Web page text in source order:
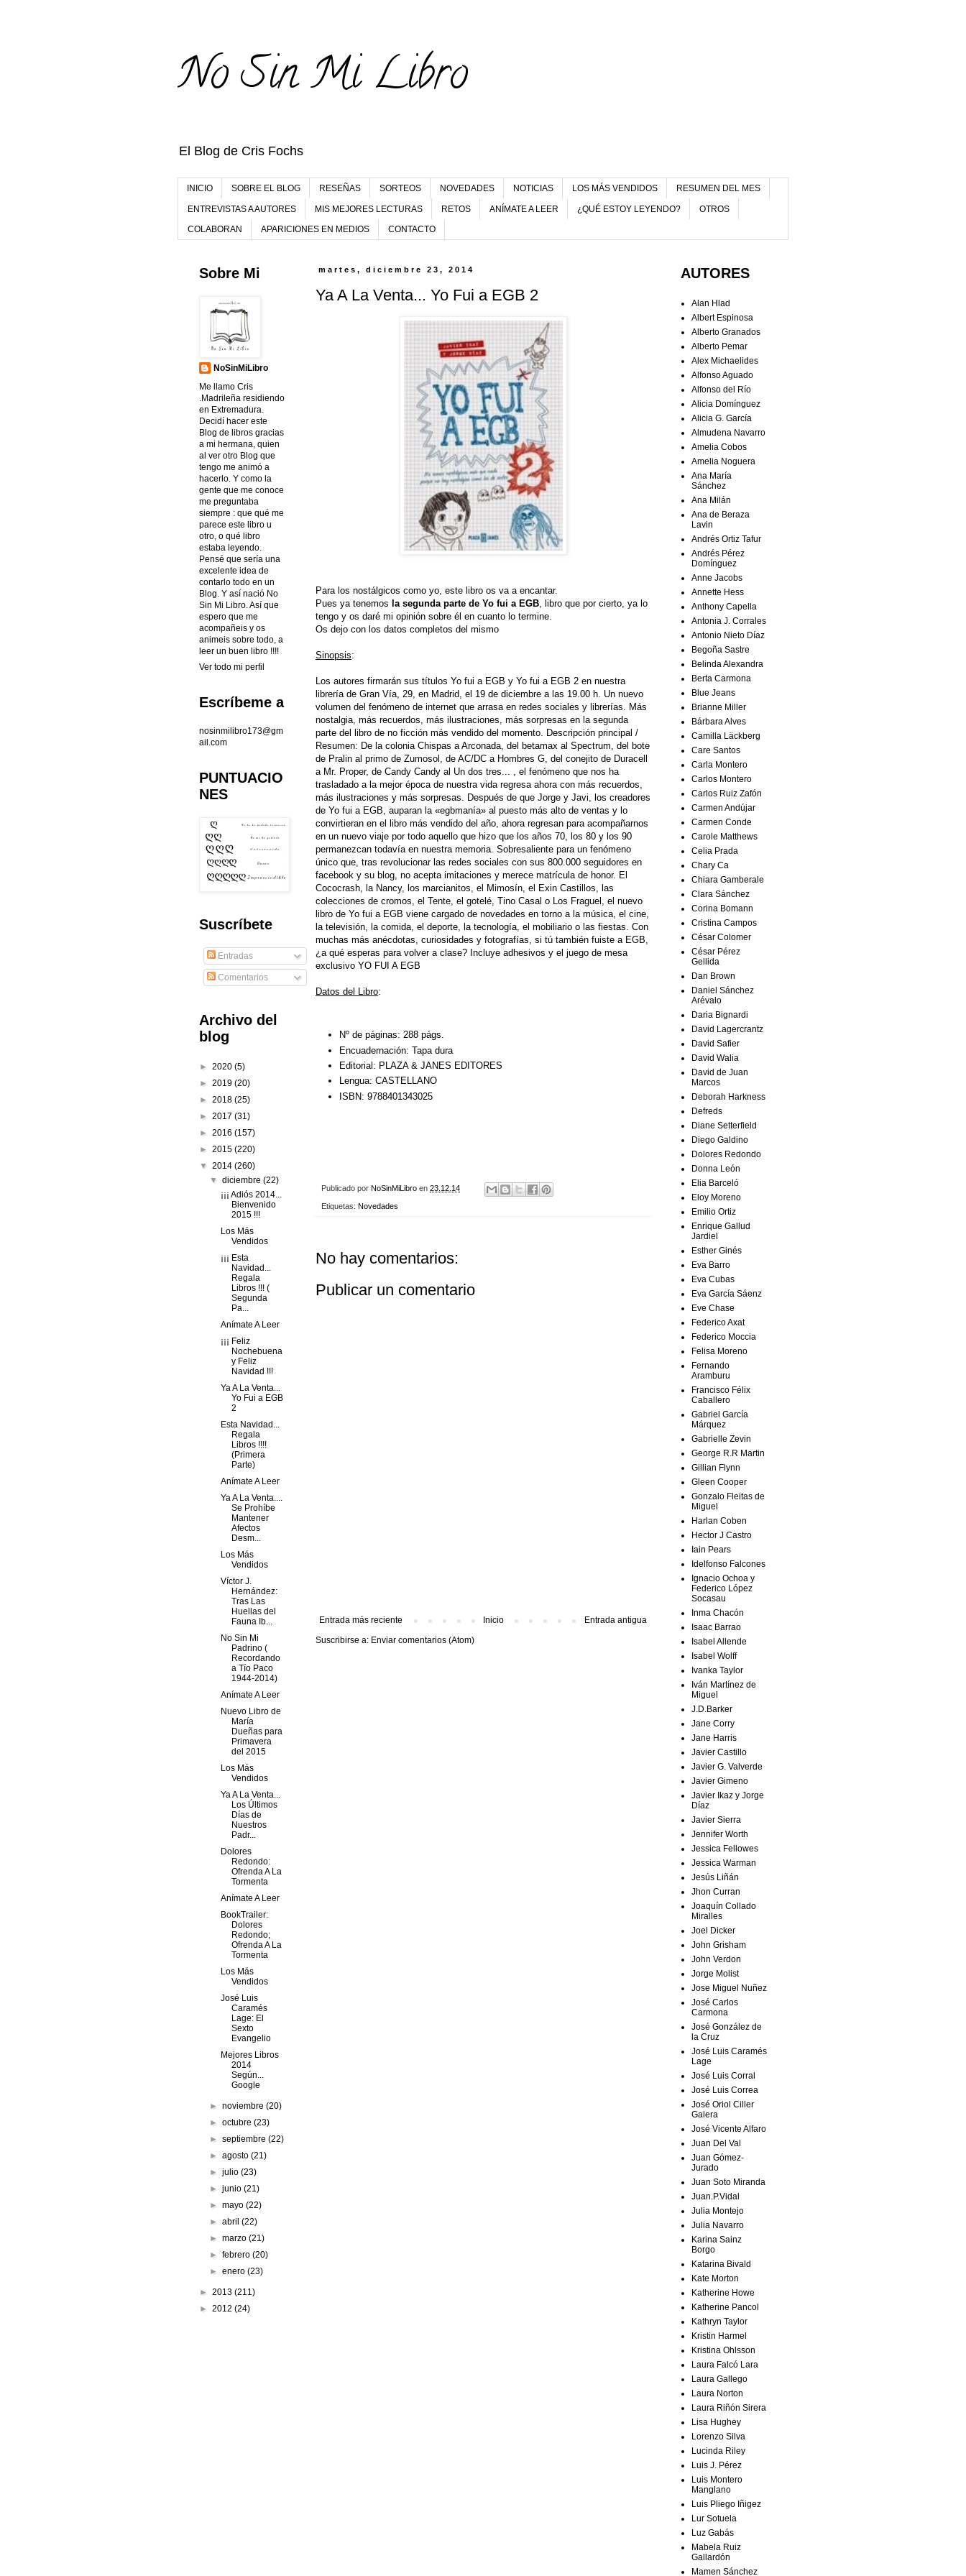
No Sin Mi Libro
El Blog de Cris Fochs
INICIO SOBRE EL BLOG RESEÑAS SORTEOS NOVEDADES NOTICIAS LOS MÁS VENDIDOS RESUMEN DEL MES
ENTREVISTAS A AUTORES MIS MEJORES LECTURAS RETOS ANÍMATE A LEER ¿QUÉ ESTOY LEYENDO? OTROS
COLABORAN APARICIONES EN MEDIOS CONTACTO
martes, diciembre 23, 2014
Ya A La Venta... Yo Fui a EGB 2
Para los nostálgicos como yo, este libro os va a encantar.
Pues ya tenemos la segunda parte de Yo fui a EGB , libro que por cierto, ya lo
tengo y os daré mi opinión sobre él en cuanto lo termine.
Os dejo con los datos completos del mismo
Sinopsis:
Los autores firmarán sus títulos Yo fui a EGB y Yo fui a EGB 2 en nuestra
librería de Gran Vía, 29, en Madrid, el 19 de diciembre a las 19.00 h. Un nuevo
volumen del fenómeno de internet que arrasa en redes sociales y librerías. Más
nostalgia, más recuerdos, más ilustraciones, más sorpresas en la segunda
parte del libro de no ficción más vendido del momento. Descripción principal /
Resumen: De la colonia Chispas a Arconada, del betamax al Spectrum, del bote
de Pralin al primo de Zumosol, de AC/DC a Hombres G, del conejito de Duracell
a Mr. Proper, de Candy Candy al Un dos tres... , el fenómeno que nos ha
trasladado a la mejor época de nuestra vida regresa ahora con más recuerdos,
más ilustraciones y más sorpresas. Después de que Jorge y Javi, los creadores
de Yo fui a EGB, auparan la «egbmanía» al puesto más alto de ventas y lo
convirtieran en el libro más vendido del año, ahora regresan para acompañarnos
en un nuevo viaje por todo aquello que hizo que los años 70, los 80 y los 90
permanezcan todavía en nuestra memoria. Sobresaliente para un fenómeno
único que, tras revolucionar las redes sociales con sus 800.000 seguidores en
facebook y su blog, no acepta imitaciones y merece matrícula de honor. El
Cococrash, la Nancy, los marcianitos, el Mimosín, el Exin Castillos, las
colecciones de cromos, el Tente, el gotelé, Tino Casal o Los Fraguel, el nuevo
libro de Yo fui a EGB viene cargado de novedades en torno a la música, el cine,
la televisión, la comida, el deporte, la tecnología, el mobiliario o las fiestas. Con
muchas más anécdotas, curiosidades y fotografías, si tú también fuiste a EGB,
¿a qué esperas para volver a clase? Incluye adhesivos y el juego de mesa
exclusivo YO FUI A EGB
Datos del Libro:
Nº de páginas: 288 págs.
Encuadernación: Tapa dura
Editorial: PLAZA & JANES EDITORES
Lengua: CASTELLANO
ISBN: 9788401343025
Publicado por NoSinMiLibro en 23.12.14
Etiquetas: Novedades
No hay comentarios:
Publicar un comentario
Entrada más reciente Entrada antigua
Inicio
Suscribirse a: Enviar comentarios (Atom)
Sobre Mi
NoSinMiLibro
Me llamo Cris
.Madrileña residiendo
en Extremadura.
Decidí hacer este
Blog de libros gracias
a mi hermana, quien
al ver otro Blog que
tengo me animó a
hacerlo. Y como la
gente que me conoce
me preguntaba
siempre : que qué me
parece este libro u
otro, o qué libro
estaba leyendo.
Pensé que sería una
excelente idea de
contarlo todo en un
Blog. Y así nació No
Sin Mi Libro. Así que
espero que me
acompañeis y os
animeis sobre todo, a
leer un buen libro !!!!
Ver todo mi perfil
Escríbeme a
nosinmilibro173@gm
ail.com
PUNTUACIO
NES
Suscríbete
Entradas
Comentarios
Archivo del
blog
► 2020 (5)
► 2019 (20)
► 2018 (25)
► 2017 (31)
► 2016 (157)
► 2015 (220)
▼ 2014 (260)
▼diciembre(22)
¡¡¡ Adiós 2014...
Bienvenido
2015 !!!
Los Más
Vendidos
¡¡¡ Esta
Navidad...
Regala
Libros !!! (
Segunda
Pa...
Anímate A Leer
¡¡¡ Feliz
Nochebuena
y Feliz
Navidad !!!
Ya A La Venta...
Yo Fui a EGB
2
Esta Navidad...
Regala
Libros !!!!
(Primera
Parte)
Anímate A Leer
Ya A La Venta....
Se Prohíbe
Mantener
Afectos
Desm...
Los Más
Vendidos
Víctor J.
Hernández:
Tras Las
Huellas del
Fauna Ib...
No Sin Mi
Padrino (
Recordando
a Tío Paco
1944-2014)
Anímate A Leer
Nuevo Libro de
María
Dueñas para
Primavera
del 2015
Los Más
Vendidos
Ya A La Venta...
Los Últimos
Días de
Nuestros
Padr...
Dolores
Redondo:
Ofrenda A La
Tormenta
Anímate A Leer
BookTrailer:
Dolores
Redondo;
Ofrenda A La
Tormenta
Los Más
Vendidos
José Luis
Caramés
Lage: El
Sexto
Evangelio
Mejores Libros
2014
Según...
Google
►noviembre(20)
►octubre(23)
►septiembre(22)
►agosto(21)
►julio(23)
►junio(21)
►mayo(22)
►abril(22)
►marzo(21)
►febrero(20)
►enero(23)
► 2013 (211)
► 2012 (24)
AUTORES
Alan Hlad
Albert Espinosa
Alberto Granados
Alberto Pemar
Alex Michaelides
Alfonso Aguado
Alfonso del Río
Alicia Domínguez
Alicia G. García
Almudena Navarro
Amelia Cobos
Amelia Noguera
Ana María
Sánchez
Ana Milán
Ana de Beraza
Lavin
Andrés Ortiz Tafur
Andrés Pérez
Domínguez
Anne Jacobs
Annette Hess
Anthony Capella
Antonia J. Corrales
Antonio Nieto Díaz
Begoña Sastre
Belinda Alexandra
Berta Carmona
Blue Jeans
Brianne Miller
Bárbara Alves
Camilla Läckberg
Care Santos
Carla Montero
Carlos Montero
Carlos Ruiz Zafón
Carmen Andújar
Carmen Conde
Carole Matthews
Celia Prada
Chary Ca
Chiara Gamberale
Clara Sánchez
Corina Bomann
Cristina Campos
César Colomer
César Pérez
Gellida
Dan Brown
Daniel Sánchez
Arévalo
Daria Bignardi
David Lagercrantz
David Safier
David Walia
David de Juan
Marcos
Deborah Harkness
Defreds
Diane Setterfield
Diego Galdino
Dolores Redondo
Donna León
Elia Barceló
Eloy Moreno
Emilio Ortiz
Enrique Gallud
Jardiel
Esther Ginés
Eva Barro
Eva Cubas
Eva García Sáenz
Eve Chase
Federico Axat
Federico Moccia
Felisa Moreno
Fernando
Aramburu
Francisco Félix
Caballero
Gabriel García
Márquez
Gabrielle Zevin
George R.R Martin
Gillian Flynn
Gleen Cooper
Gonzalo Fleitas de
Miguel
Harlan Coben
Hector J Castro
Iain Pears
Idelfonso Falcones
Ignacio Ochoa y
Federico López
Socasau
Inma Chacón
Isaac Barrao
Isabel Allende
Isabel Wolff
Ivanka Taylor
Iván Martínez de
Miguel
J.D.Barker
Jane Corry
Jane Harris
Javier Castillo
Javier G. Valverde
Javier Gimeno
Javier Ikaz y Jorge
Díaz
Javier Sierra
Jennifer Worth
Jessica Fellowes
Jessica Warman
Jesús Liñán
Jhon Curran
Joaquín Collado
Miralles
Joel Dicker
John Grisham
John Verdon
Jorge Molist
Jose Miguel Nuñez
José Carlos
Carmona
José González de
la Cruz
José Luis Caramés
Lage
José Luis Corral
José Luis Correa
José Oriol Ciller
Galera
José Vicente Alfaro
Juan Del Val
Juan Gómez-
Jurado
Juan Soto Miranda
Juan.P.Vidal
Julia Montejo
Julia Navarro
Karina Sainz
Borgo
Katarina Bivald
Kate Morton
Katherine Howe
Katherine Pancol
Kathryn Taylor
Kristin Harmel
Kristina Ohlsson
Laura Falcó Lara
Laura Gallego
Laura Norton
Laura Riñón Sirera
Lisa Hughey
Lorenzo Silva
Lucinda Riley
Luis J. Pérez
Luis Montero
Manglano
Luis Pliego Iñigez
Lur Sotuela
Luz Gabás
Mabela Ruiz
Gallardón
Mamen Sánchez